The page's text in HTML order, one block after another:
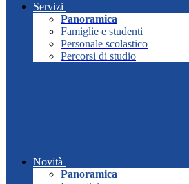
Servizi
Panoramica
Famiglie e studenti
Personale scolastico
Percorsi di studio
Novità
Panoramica